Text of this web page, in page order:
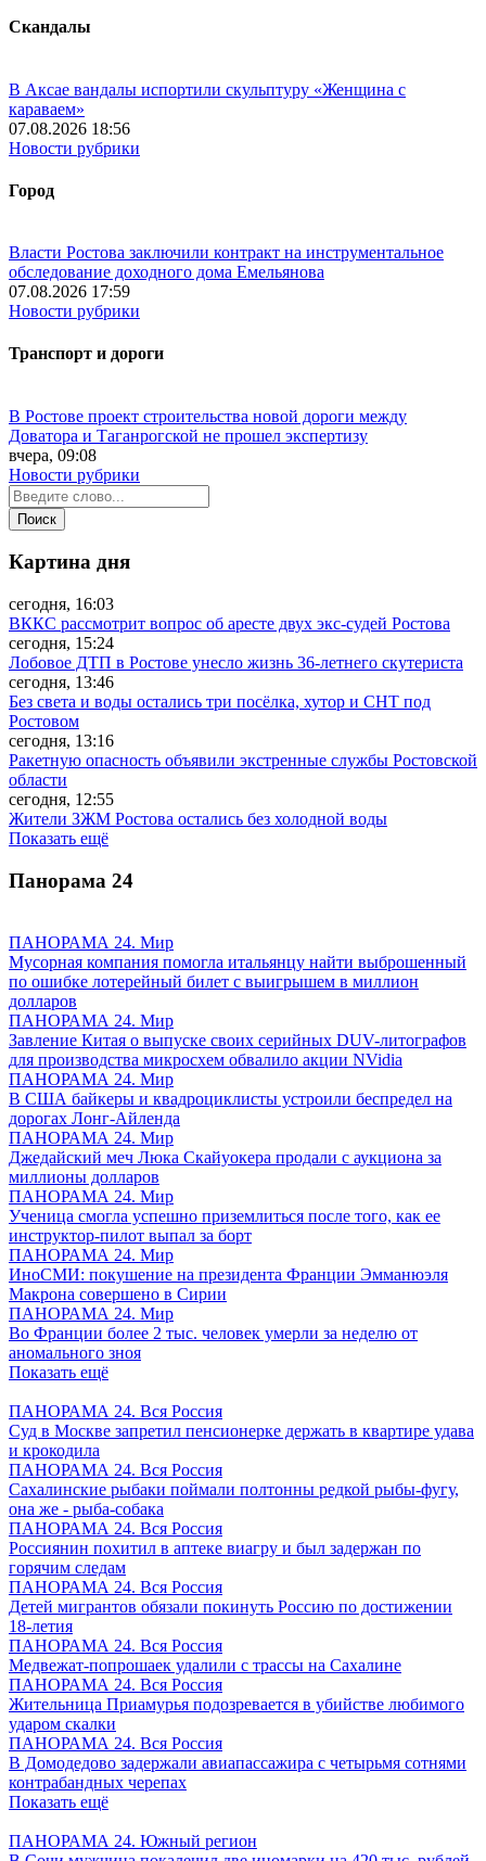
Скандалы
В Аксае вандалы испортили скульптуру «Женщина с
караваем»
07.08.2026 18:56
Новости рубрики
Город
Власти Ростова заключили контракт на инструментальное
обследование доходного дома Емельянова
07.08.2026 17:59
Новости рубрики
Транспорт и дороги
В Ростове проект строительства новой дороги между
Доватора и Таганрогской не прошел экспертизу
вчера, 09:08
Новости рубрики
Картина дня
сегодня, 16:03
ВККС рассмотрит вопрос об аресте двух экс-судей Ростова
сегодня, 15:24
Лобовое ДТП в Ростове унесло жизнь 36-летнего скутериста
сегодня, 13:46
Без света и воды остались три посёлка, хутор и СНТ под
Ростовом
сегодня, 13:16
Ракетную опасность объявили экстренные службы Ростовской
области
сегодня, 12:55
Жители ЗЖМ Ростова остались без холодной воды
Показать ещё
Панорама 24
ПАНОРАМА 24. Мир
Мусорная компания помогла итальянцу найти выброшенный
по ошибке лотерейный билет с выигрышем в миллион
долларов
ПАНОРАМА 24. Мир
Завление Китая о выпуске своих серийных DUV-литографов
для производства микросхем обвалило акции NVidia
ПАНОРАМА 24. Мир
В США байкеры и квадроциклисты устроили беспредел на
дорогах Лонг-Айленда
ПАНОРАМА 24. Мир
Джедайский меч Люка Скайуокера продали с аукциона за
миллионы долларов
ПАНОРАМА 24. Мир
Ученица смогла успешно приземлиться после того, как ее
инструктор-пилот выпал за борт
ПАНОРАМА 24. Мир
ИноСМИ: покушение на президента Франции Эмманюэля
Макрона совершено в Сирии
ПАНОРАМА 24. Мир
Во Франции более 2 тыс. человек умерли за неделю от
аномального зноя
Показать ещё
ПАНОРАМА 24. Вся Россия
Суд в Москве запретил пенсионерке держать в квартире удава
и крокодила
ПАНОРАМА 24. Вся Россия
Сахалинские рыбаки поймали полтонны редкой рыбы-фугу,
она же - рыба-собака
ПАНОРАМА 24. Вся Россия
Россиянин похитил в аптеке виагру и был задержан по
горячим следам
ПАНОРАМА 24. Вся Россия
Детей мигрантов обязали покинуть Россию по достижении
18-летия
ПАНОРАМА 24. Вся Россия
Медвежат-попрошаек удалили с трассы на Сахалине
ПАНОРАМА 24. Вся Россия
Жительница Приамурья подозревается в убийстве любимого
ударом скалки
ПАНОРАМА 24. Вся Россия
В Домодедово задержали авиапассажира с четырьмя сотнями
контрабандных черепах
Показать ещё
ПАНОРАМА 24. Южный регион